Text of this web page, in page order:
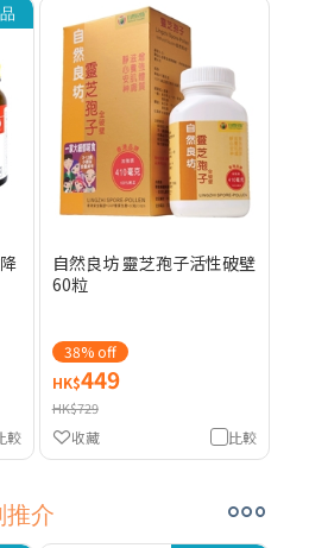
較
自然良坊 靈芝孢子活性破壁
60粒
38% off
HK$449
HK$729
比較
收藏
介